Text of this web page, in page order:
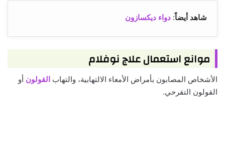
شاهد أيضاً: دواء ديكسازون
موانع استعمال علاج نوفلام
الأشخاص المصابون بأمراض الأمعاء الالتهابية، والتهاب القولون أو
القولون التقرحي.